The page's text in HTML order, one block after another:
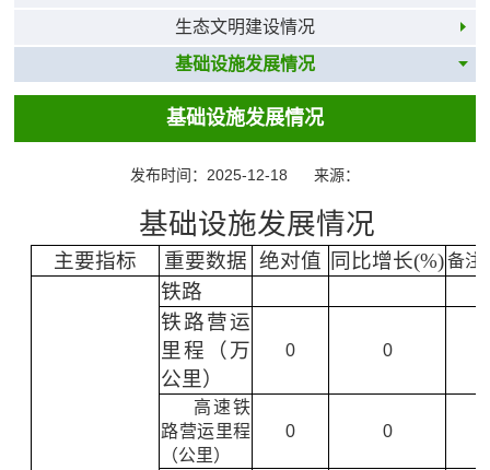
生态文明建设情况
基础设施发展情况
基础设施发展情况
发布时间：2025-12-18 来源：
基础设施发展情况
主要指标 重要数据 绝对值 同比增长(%) 备注
铁路
铁路营运
里程（万
公里）
0 0
高速铁
路营运里程
（公里）
0 0